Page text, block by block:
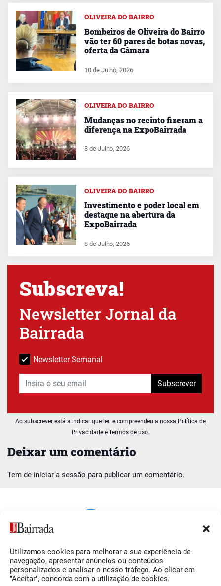
Utilizamos cookies para melhorar a sua experiência de
navegação, apresentar anúncios ou conteúdos
personalizados e analisar o nosso tráfego. Ao clicar em
"Aceitar", concorda com a utilização de cookies.
Deixar um comentário
Tem de iniciar a sessão para publicar um comentário.
OLIVEIRA DO BAIRRO
Bombeiros de Oliveira do Bairro
vão ter 60 pares de botas novas,
oferta da Câmara
10 de Julho, 2026
OLIVEIRA DO BAIRRO
Mudanças no recinto fizeram a
diferença na ExpoBairrada
8 de Julho, 2026
OLIVEIRA DO BAIRRO
Investimento e poder local em
destaque na abertura da
ExpoBairrada
8 de Julho, 2026
Subscreva!
Newsletter Jornal da
Bairrada
Newsletter Semanal
Subscrever
Ao subscrever está a indicar que leu e compreendeu a nossa Política de
Privacidade e Termos de uso.
Siga-nos
Facebook
O Jornal da Bairrada
Contactos